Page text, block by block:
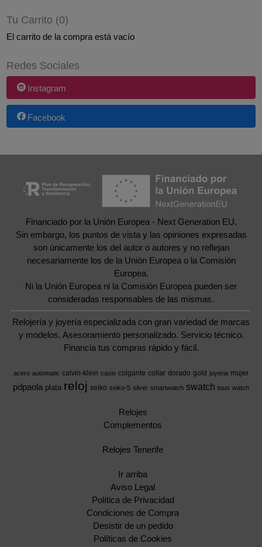
Tu Carrito (0)
El carrito de la compra está vacío
Redes Sociales
Instagram
Facebook
Financiado por la Unión Europea - Next Generation EU.
Sin embargo, los puntos de vista y las opiniones expresadas
son únicamente los del autor o autores y no reflejan
necesariamente los de la Unión Europea o la Comisión
Europea.
Ni la Unión Europea ni la Comisión Europea pueden ser
consideradas responsables de las mismas.
Relojería y joyería especializada con gran variedad de marcas
y modelos. Asesoramiento personalizado. Servicio técnico.
Financia tus compras rápido y fácil.
acero automatic calvin-klein casio colgante collar dorado gold joyeria mujer
pdpaola plata reloj seiko seiko-5 silver smartwatch swatch tous watch
Relojes
Complementos
Relojes Tenerife
Ir arriba
Aviso Legal
Política de Privacidad
Condiciones de Compra
Desistir de un pedido
Políticas de Cookies